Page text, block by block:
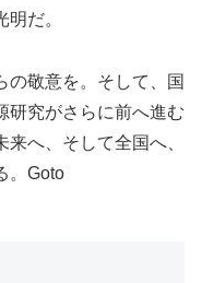
だ。
の敬意を。そして、国
研究がさらに前へ進む
へ、そして全国へ、
。Goto